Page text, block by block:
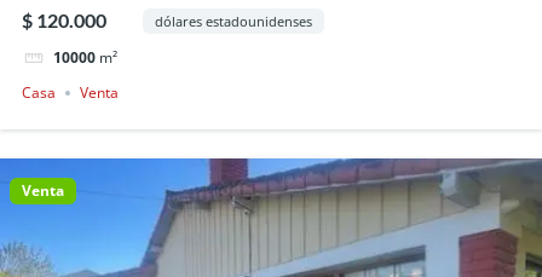
$ 120.000 dólares estadounidenses
10000 m²
Casa
Venta
Venta